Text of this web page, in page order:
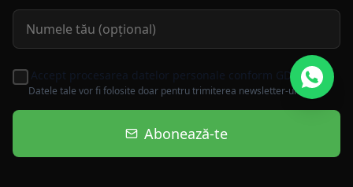
Accept procesarea datelor personale conform GDPR
Datele tale vor fi folosite doar pentru trimiterea newsletter-ului.
Abonează-te